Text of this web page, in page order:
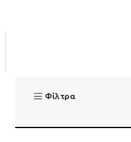
Φίλτρα